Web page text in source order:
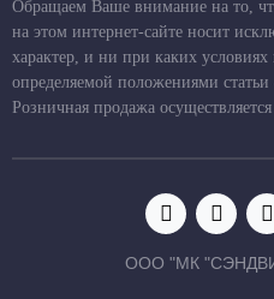
Обращаем Ваше внимание на то,
на этом интернет-сайте носит
характер, и ни при каких
определяемой положениями
Розничная продажа
ООО "МК